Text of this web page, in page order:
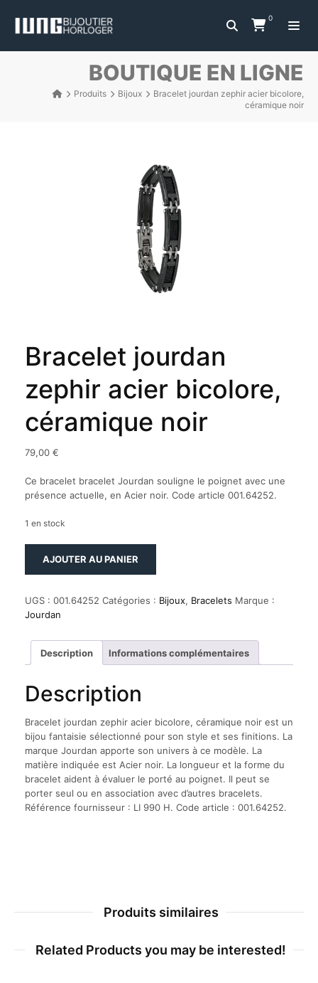
0
BOUTIQUE EN LIGNE
Produits Bijoux
Bracelet jourdan zephir acier bicolore,
céramique noir
Bracelet jourdan
zephir acier bicolore,
céramique noir
79,00 €
Ce bracelet bracelet Jourdan souligne le poignet avec une
présence actuelle, en Acier noir. Code article 001.64252.
1 en stock
zephir
acier
céramique
noir
AJOUTER AU PANIER
UGS : 001.64252 Catégories : Bijoux, Bracelets Marque :
Jourdan
Description Informations complémentaires
Description
Bracelet jourdan zephir acier bicolore, céramique noir est un
bijou fantaisie sélectionné pour son style et ses finitions. La
marque Jourdan apporte son univers à ce modèle. La
matière indiquée est Acier noir. La longueur et la forme du
bracelet aident à évaluer le porté au poignet. Il peut se
porter seul ou en association avec d’autres bracelets.
Référence fournisseur : LI 990 H. Code article : 001.64252.
Produits similaires
Related Products you may be interested!